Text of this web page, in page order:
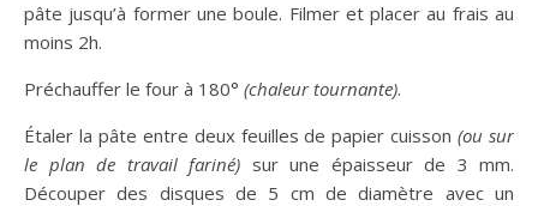
pâte jusqu’à former une boule. Filmer et placer au frais au
moins 2h.
Préchauffer le four à 180° (chaleur tournante).
Étaler la pâte entre deux feuilles de papier cuisson(ou sur
le plan de travail fariné) sur une épaisseur de 3 mm.
Découper des disques de 5 cm de diamètre avec un